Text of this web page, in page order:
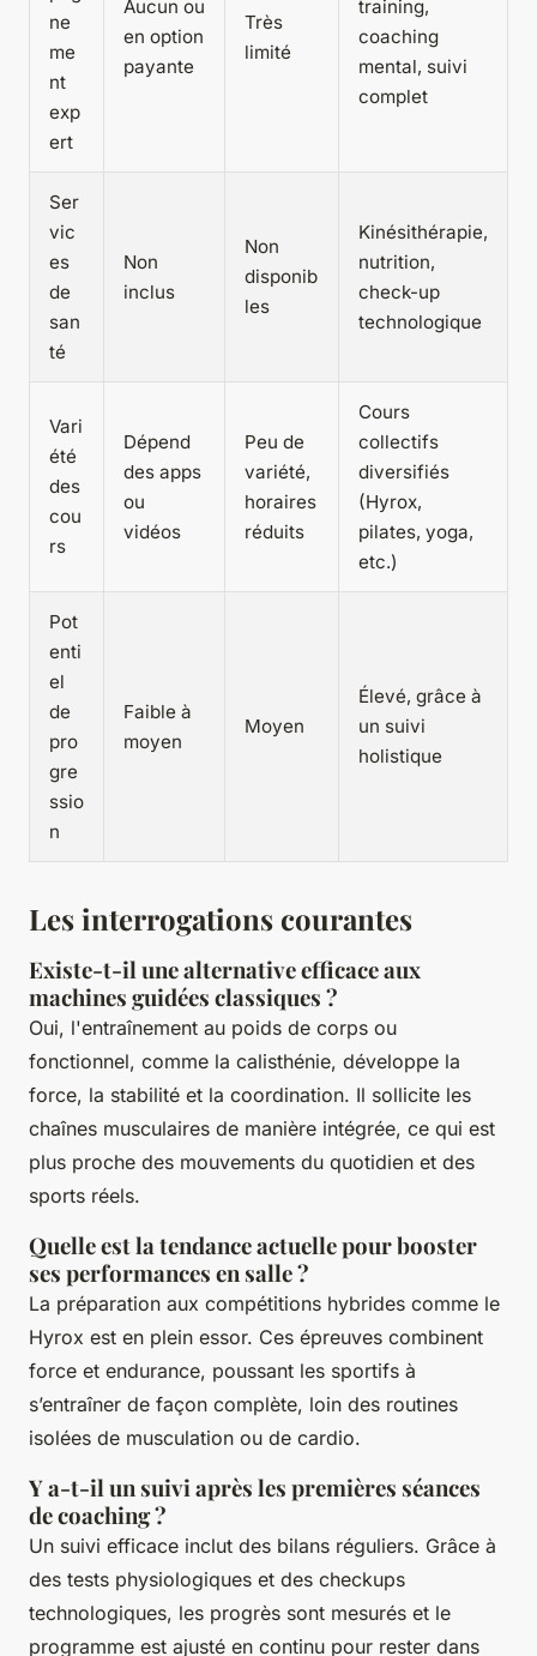
ne
me
nt
exp
ert
Aucun ou
en option
payante
Très
limité
training,
coaching
mental, suivi
complet
Ser
vic
es
de
san
té
Non
inclus
Non
disponib
les
Kinésithérapie,
nutrition,
check-up
technologique
Vari
été
des
cou
rs
Dépend
des apps
ou
vidéos
Peu de
variété,
horaires
réduits
Cours
collectifs
diversifiés
(Hyrox,
pilates, yoga,
etc.)
Pot
enti
el
de
pro
gre
ssio
n
Faible à
moyen
Moyen
Élevé, grâce à
un suivi
holistique
Les interrogations courantes
Existe-t-il une alternative efficace aux
machines guidées classiques ?
Oui, l'entraînement au poids de corps ou
fonctionnel, comme la calisthénie, développe la
force, la stabilité et la coordination. Il sollicite les
chaînes musculaires de manière intégrée, ce qui est
plus proche des mouvements du quotidien et des
sports réels.
Quelle est la tendance actuelle pour booster
ses performances en salle ?
La préparation aux compétitions hybrides comme le
Hyrox est en plein essor. Ces épreuves combinent
force et endurance, poussant les sportifs à
s’entraîner de façon complète, loin des routines
isolées de musculation ou de cardio.
Y a-t-il un suivi après les premières séances
de coaching ?
Un suivi efficace inclut des bilans réguliers. Grâce à
des tests physiologiques et des checkups
technologiques, les progrès sont mesurés et le
programme est ajusté en continu pour rester dans